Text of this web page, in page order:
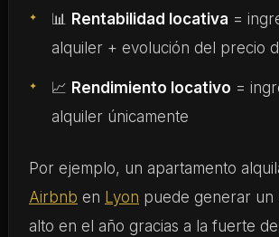
📊 Rentabilidad locativa =
alquiler + evolución del precio
📈 Rendimiento locativo =
alquiler únicamente
Por ejemplo, un apartamento
Airbnb en Lyon puede generar un
alto en el año gracias a la fuerte